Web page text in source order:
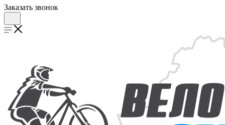
Заказать звонок